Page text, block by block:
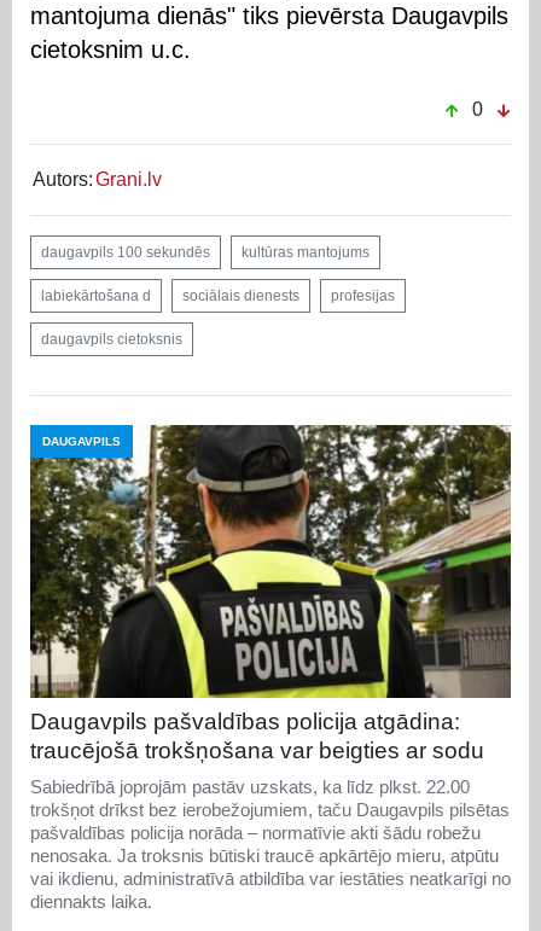
mantojuma dienās" tiks pievērsta Daugavpils
cietoksnim u.c.
0
Autors:Grani.lv
daugavpils 100 sekundēs kultūras mantojums
labiekārtošana d sociālais dienests profesijas
daugavpils cietoksnis
DAUGAVPILS
Daugavpils pašvaldības policija atgādina:
traucējošā trokšņošana var beigties ar sodu
Sabiedrībā joprojām pastāv uzskats, ka līdz plkst. 22.00
trokšņot drīkst bez ierobežojumiem, taču Daugavpils pilsētas
pašvaldības policija norāda – normatīvie akti šādu robežu
nenosaka. Ja troksnis būtiski traucē apkārtējo mieru, atpūtu
vai ikdienu, administratīvā atbildība var iestāties neatkarīgi no
diennakts laika.